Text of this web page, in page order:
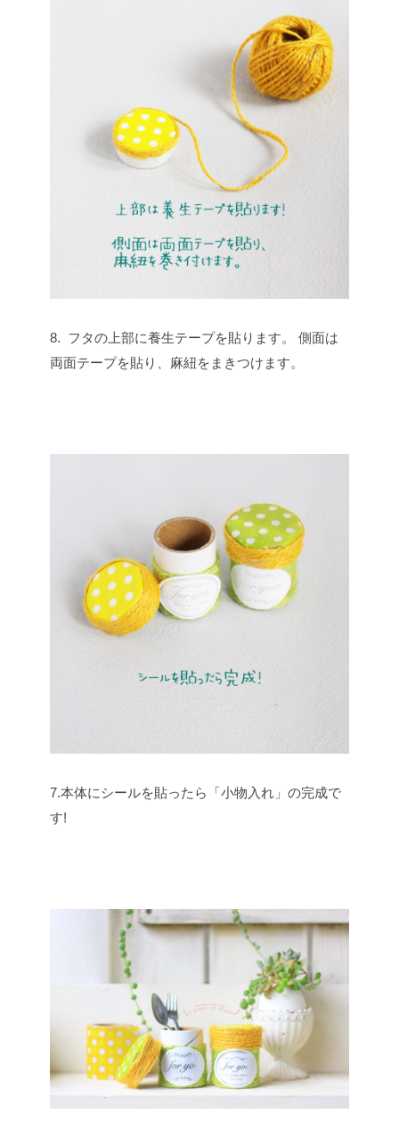
8. フタの上部に養生テープを貼ります。
側面は
両面テープを貼り、麻紐をまきつけます。
7.本体にシールを貼ったら「小物入れ」の完成で
す!